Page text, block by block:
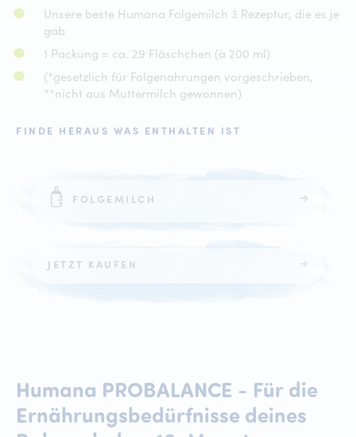
Unsere beste Humana Folgemilch 3 Rezeptur, die es je
gab
1 Packung = ca. 29 Fläschchen (à 200 ml)
(*gesetzlich für Folgenahrungen vorgeschrieben,
**nicht aus Muttermilch gewonnen)
FINDE HERAUS WAS ENTHALTEN IST
FOLGEMILCH
JETZT KAUFEN
Humana PROBALANCE - Für die
Ernährungsbedürfnisse deines